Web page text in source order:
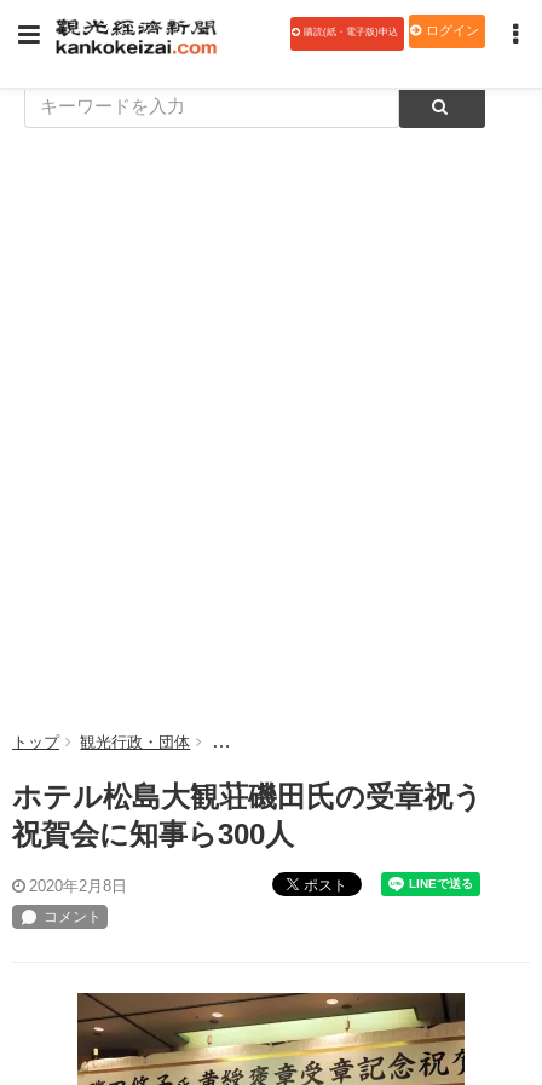
購読(紙・電子版)申込 ログイン
トップ 観光行政・団体 ホテル松島大観荘磯田氏の受章祝う 祝賀会
ホテル松島大観荘磯田氏の受章祝う
祝賀会に知事ら300人
2020年2月8日 ポスト